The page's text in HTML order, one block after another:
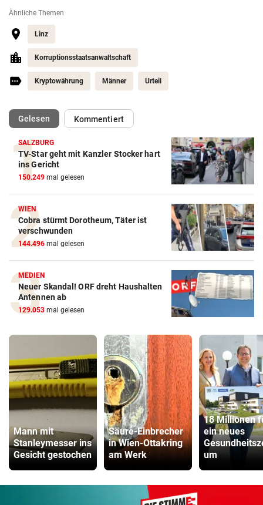
Ähnliche Themen
Linz
Korruptionsstaatsanwaltschaft
Kryptowährung Männer Urteil
Gelesen(ausgewählt)Kommentiert
SALZBURG
TV-Star geht mit Kanzler Stocker hart
ins Gericht
150.249 mal gelesen
WIEN
Cobra stürmt Dorotheum, Täter ist
verschwunden
144.496 mal gelesen
MEDIEN
Neuer Skandal! ORF dreht Haushalten
Antennen ab
129.053 mal gelesen
Mann mit
Stanleymesser ins
Gesicht gestochen
Säure-Einbrecher
in Wien-Ottakring
am Werk
18 Millionen
ein neues
um